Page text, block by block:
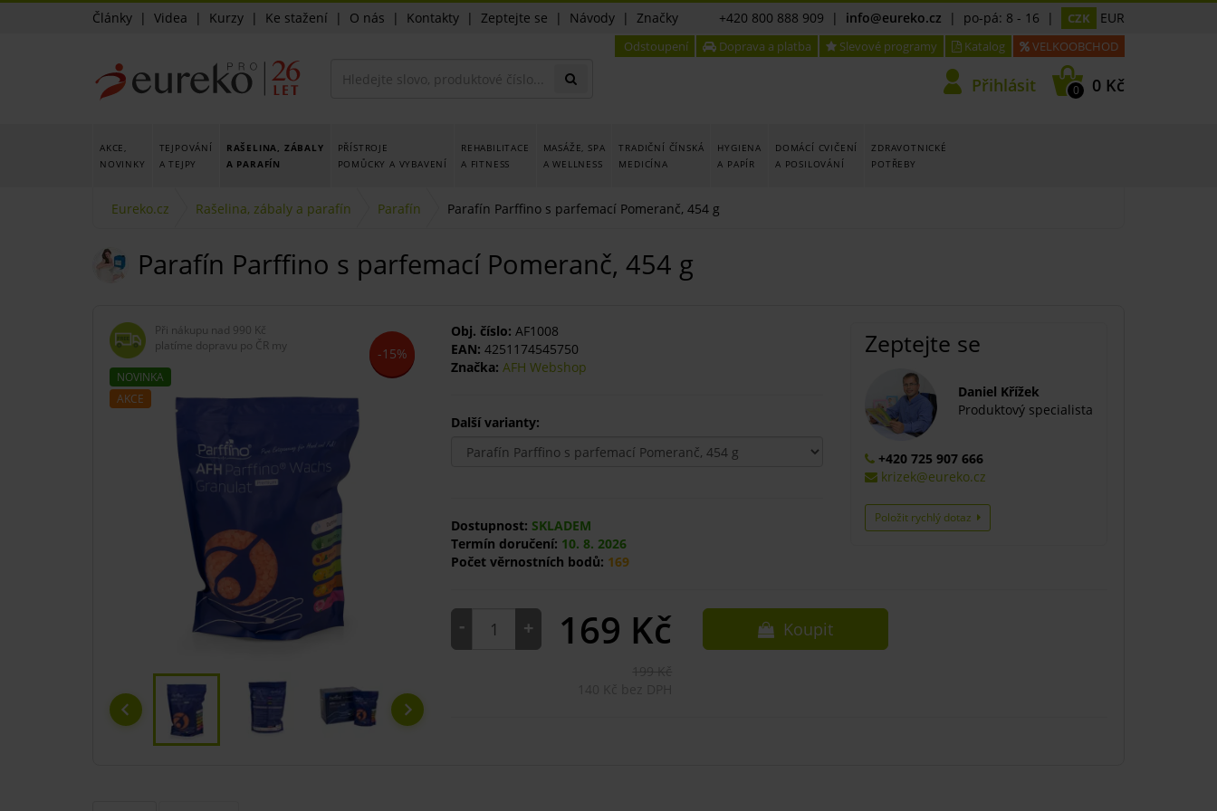
Články | Videa | Kurzy | Ke stažení | O nás | Kontakty | Zeptejte se | Návody | Značky +420 800 888 909 | info@eureko.cz | po-pá: 8 - 16 | CZK EUR
Odstoupení Doprava a platba Slevové programy Katalog VELKOOBCHOD
Přihlásit 0 0 Kč
AKCE,
NOVINKY
TEJPOVÁNÍ
A TEJPY
RAŠELINA, ZÁBALY
A PARAFÍN
PŘÍSTROJE
POMŮCKY A VYBAVENÍ
REHABILITACE
A FITNESS
MASÁŽE, SPA
A WELLNESS
TRADIČNÍ ČÍNSKÁ
MEDICÍNA
HYGIENA
A PAPÍR
DOMÁCÍ CVIČENÍ
A POSILOVÁNÍ
ZDRAVOTNICKÉ
POTŘEBY
Eureko.cz Rašelina, zábaly a parafín Parafín Parafín Parffino s parfemací Pomeranč, 454 g
Parafín Parffino s parfemací Pomeranč, 454 g
Při nákupu nad 990 Kč
platíme dopravu po ČR my
NOVINKA
AKCE
-15%
Obj. číslo: AF1008
EAN: 4251174545750
Značka: AFH Webshop
Další varianty:
Dostupnost: SKLADEM
Termín doručení: 10. 8. 2026
Počet věrnostních bodů: 169
Zeptejte se
Daniel Křížek
Produktový specialista
+420 725 907 666
krizek@eureko.cz
Položit rychlý dotaz
- + 169 Kč Koupit